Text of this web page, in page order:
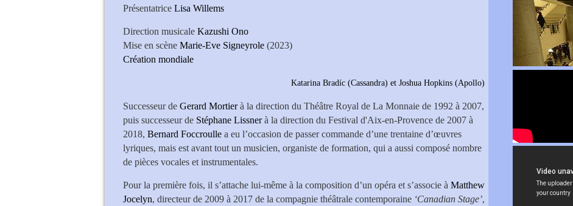
Présentatrice Lisa Willems
Direction musicale Kazushi Ono
Mise en scène Marie-Eve Signeyrole (2023)
Création mondiale
Katarina Bradíc (Cassandra) et Joshua Hopkins (Apollo)
Successeur de Gerard Mortierà la direction du Théâtre Royal de La Monnaie de 1992 à 2007,
puis successeur de Stéphane Lissnerà la direction du Festival d'Aix-en-Provence de 2007 à
2018, Bernard Foccroulle a eu l’occasion de passer commande d’une trentaine d’œuvres
lyriques, mais est avant tout un musicien, organiste de formation, qui a aussi composé nombre
de pièces vocales et instrumentales.
Pour la première fois, il s’attache lui-même à la composition d’un opéra et s’associe à Matthew
Jocelyn, directeur de 2009 à 2017 de la compagnie théâtrale contemporaine ‘Canadian Stage’,